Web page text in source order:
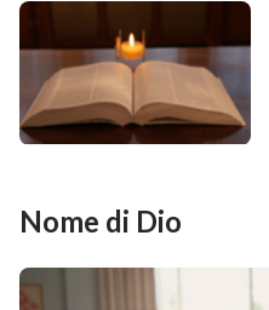
Nome di Dio